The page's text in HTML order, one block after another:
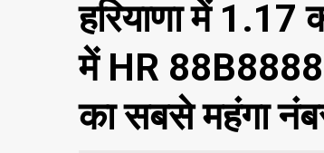
हरियाणा में 1.17
में HR 88B8888
का सबसे महंगा